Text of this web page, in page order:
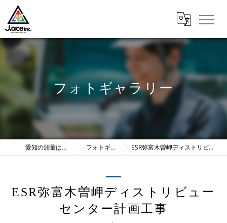
フォトギャラリー
愛知の測量は株式会社J.ace フォトギャラリー ESR弥富木曽岬ディストリビューセンター計画工事
ESR弥富木曽岬ディストリビュー
センター計画工事